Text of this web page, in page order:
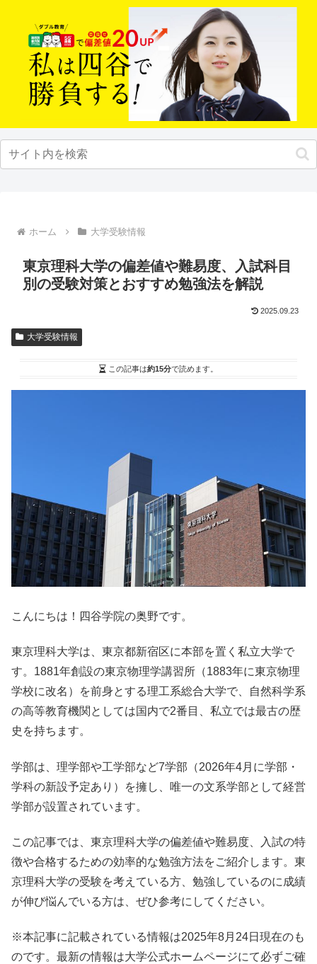
ホーム 大学受験情報
東京理科大学の偏差値や難易度、入試科目
別の受験対策とおすすめ勉強法を解説
2025.09.23
大学受験情報
この記事は約15分で読めます。
こんにちは！四谷学院の奥野です。
東京理科大学は、東京都新宿区に本部を置く私立大学で
す。1881年創設の東京物理学講習所（1883年に東京物理
学校に改名）を前身とする理工系総合大学で、自然科学系
の高等教育機関としては国内で2番目、私立では最古の歴
史を持ちます。
学部は、理学部や工学部など7学部（2026年4月に学部・
学科の新設予定あり）を擁し、唯一の文系学部として経営
学部が設置されています。
この記事では、東京理科大学の偏差値や難易度、入試の特
徴や合格するための効率的な勉強方法をご紹介します。東
京理科大学の受験を考えている方、勉強しているのに成績
が伸び悩んでいる方は、ぜひ参考にしてください。
※本記事に記載されている情報は2025年8月24日現在のも
のです。最新の情報は大学公式ホームページにて必ずご確